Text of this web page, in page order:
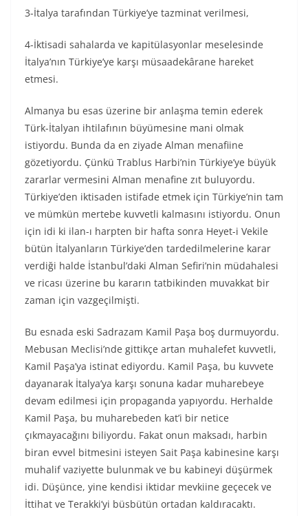
3-İtalya tarafından Türkiye’ye tazminat verilmesi,
4-İktisadi sahalarda ve kapitülasyonlar meselesinde
İtalya’nın Türkiye’ye karşı müsaadekârane hareket
etmesi.
Almanya bu esas üzerine bir anlaşma temin ederek
Türk-İtalyan ihtilafının büyümesine mani olmak
istiyordu. Bunda da en ziyade Alman menafiine
gözetiyordu. Çünkü Trablus Harbi’nin Türkiye’ye büyük
zararlar vermesini Alman menafine zıt buluyordu.
Türkiye’den iktisaden istifade etmek için Türkiye’nin tam
ve mümkün mertebe kuvvetli kalmasını istiyordu. Onun
için idi ki ilan-ı harpten bir hafta sonra Heyet-i Vekile
bütün İtalyanların Türkiye’den tardedilmelerine karar
verdiği halde İstanbul’daki Alman Sefiri’nin müdahalesi
ve ricası üzerine bu kararın tatbikinden muvakkat bir
zaman için vazgeçilmişti.
Bu esnada eski Sadrazam Kamil Paşa boş durmuyordu.
Mebusan Meclisi’nde gittikçe artan muhalefet kuvvetli,
Kamil Paşa’ya istinat ediyordu. Kamil Paşa, bu kuvvete
dayanarak İtalya’ya karşı sonuna kadar muharebeye
devam edilmesi için propaganda yapıyordu. Herhalde
Kamil Paşa, bu muharebeden kat’i bir netice
çıkmayacağını biliyordu. Fakat onun maksadı, harbin
biran evvel bitmesini isteyen Sait Paşa kabinesine karşı
muhalif vaziyette bulunmak ve bu kabineyi düşürmek
idi. Düşünce, yine kendisi iktidar mevkiine geçecek ve
İttihat ve Terakki’yi büsbütün ortadan kaldıracaktı.